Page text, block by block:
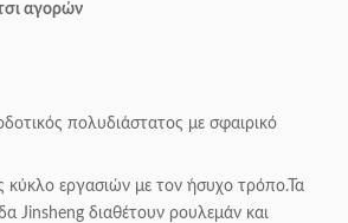
αγορών
πολυδιάστατος με σφαιρικό
κύκλο εργασιών με τον ήσυχο τρόπο.Τα
Jinsheng διαθέτουν ρουλεμάν και